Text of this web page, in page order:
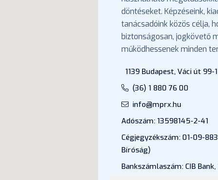
döntéseket. Képzéseink,
tanácsadóink közös célja,
biztonságosan, jogkövető
működhessenek minden
1139 Budapest, Váci út 99-
(36) 1 880 76 00
info@mprx.hu
Adószám: 13598145-2-41
Cégjegyzékszám: 01-09-
Bíróság)
Bankszámlaszám: CIB